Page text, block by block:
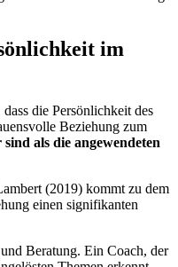
im
die Persönlichkeit des
Beziehung zum
sind als die angewendeten
(2019) kommt zu dem
einen signifikanten
Beratung. Ein Coach, der